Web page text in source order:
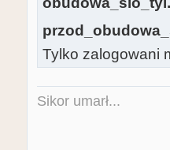
Tylko zalogowani
Sikor umarł...